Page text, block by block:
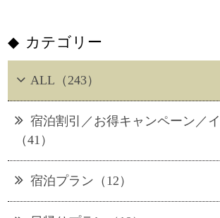
カテゴリー
ALL（243）
宿泊割引／お得キャンペーン／
（41）
宿泊プラン（12）